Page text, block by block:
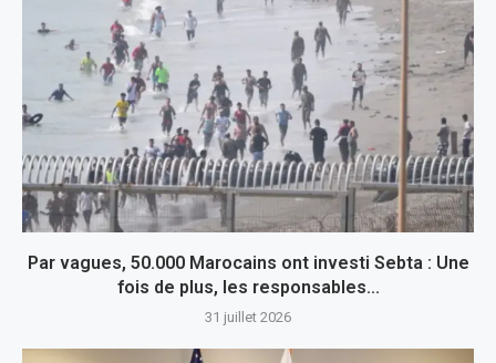
Par vagues, 50.000 Marocains ont investi Sebta : Une
fois de plus, les responsables...
31 juillet 2026